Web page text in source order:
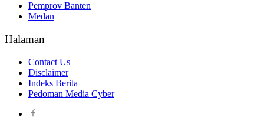
Pemprov Banten
Medan
Halaman
Contact Us
Disclaimer
Indeks Berita
Pedoman Media Cyber